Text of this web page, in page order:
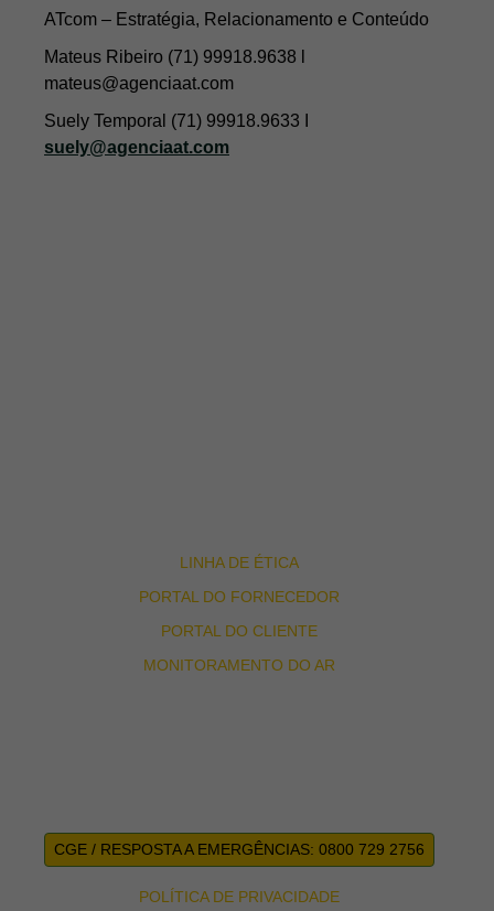
ATcom – Estratégia, Relacionamento e Conteúdo
Mateus Ribeiro (71) 99918.9638 l
mateus@agenciaat.com
Suely Temporal (71) 99918.9633 I
suely@agenciaat.com
LINHA DE ÉTICA
PORTAL DO FORNECEDOR
PORTAL DO CLIENTE
MONITORAMENTO DO AR
CGE / RESPOSTA A EMERGÊNCIAS: 0800 729 2756
POLÍTICA DE PRIVACIDADE